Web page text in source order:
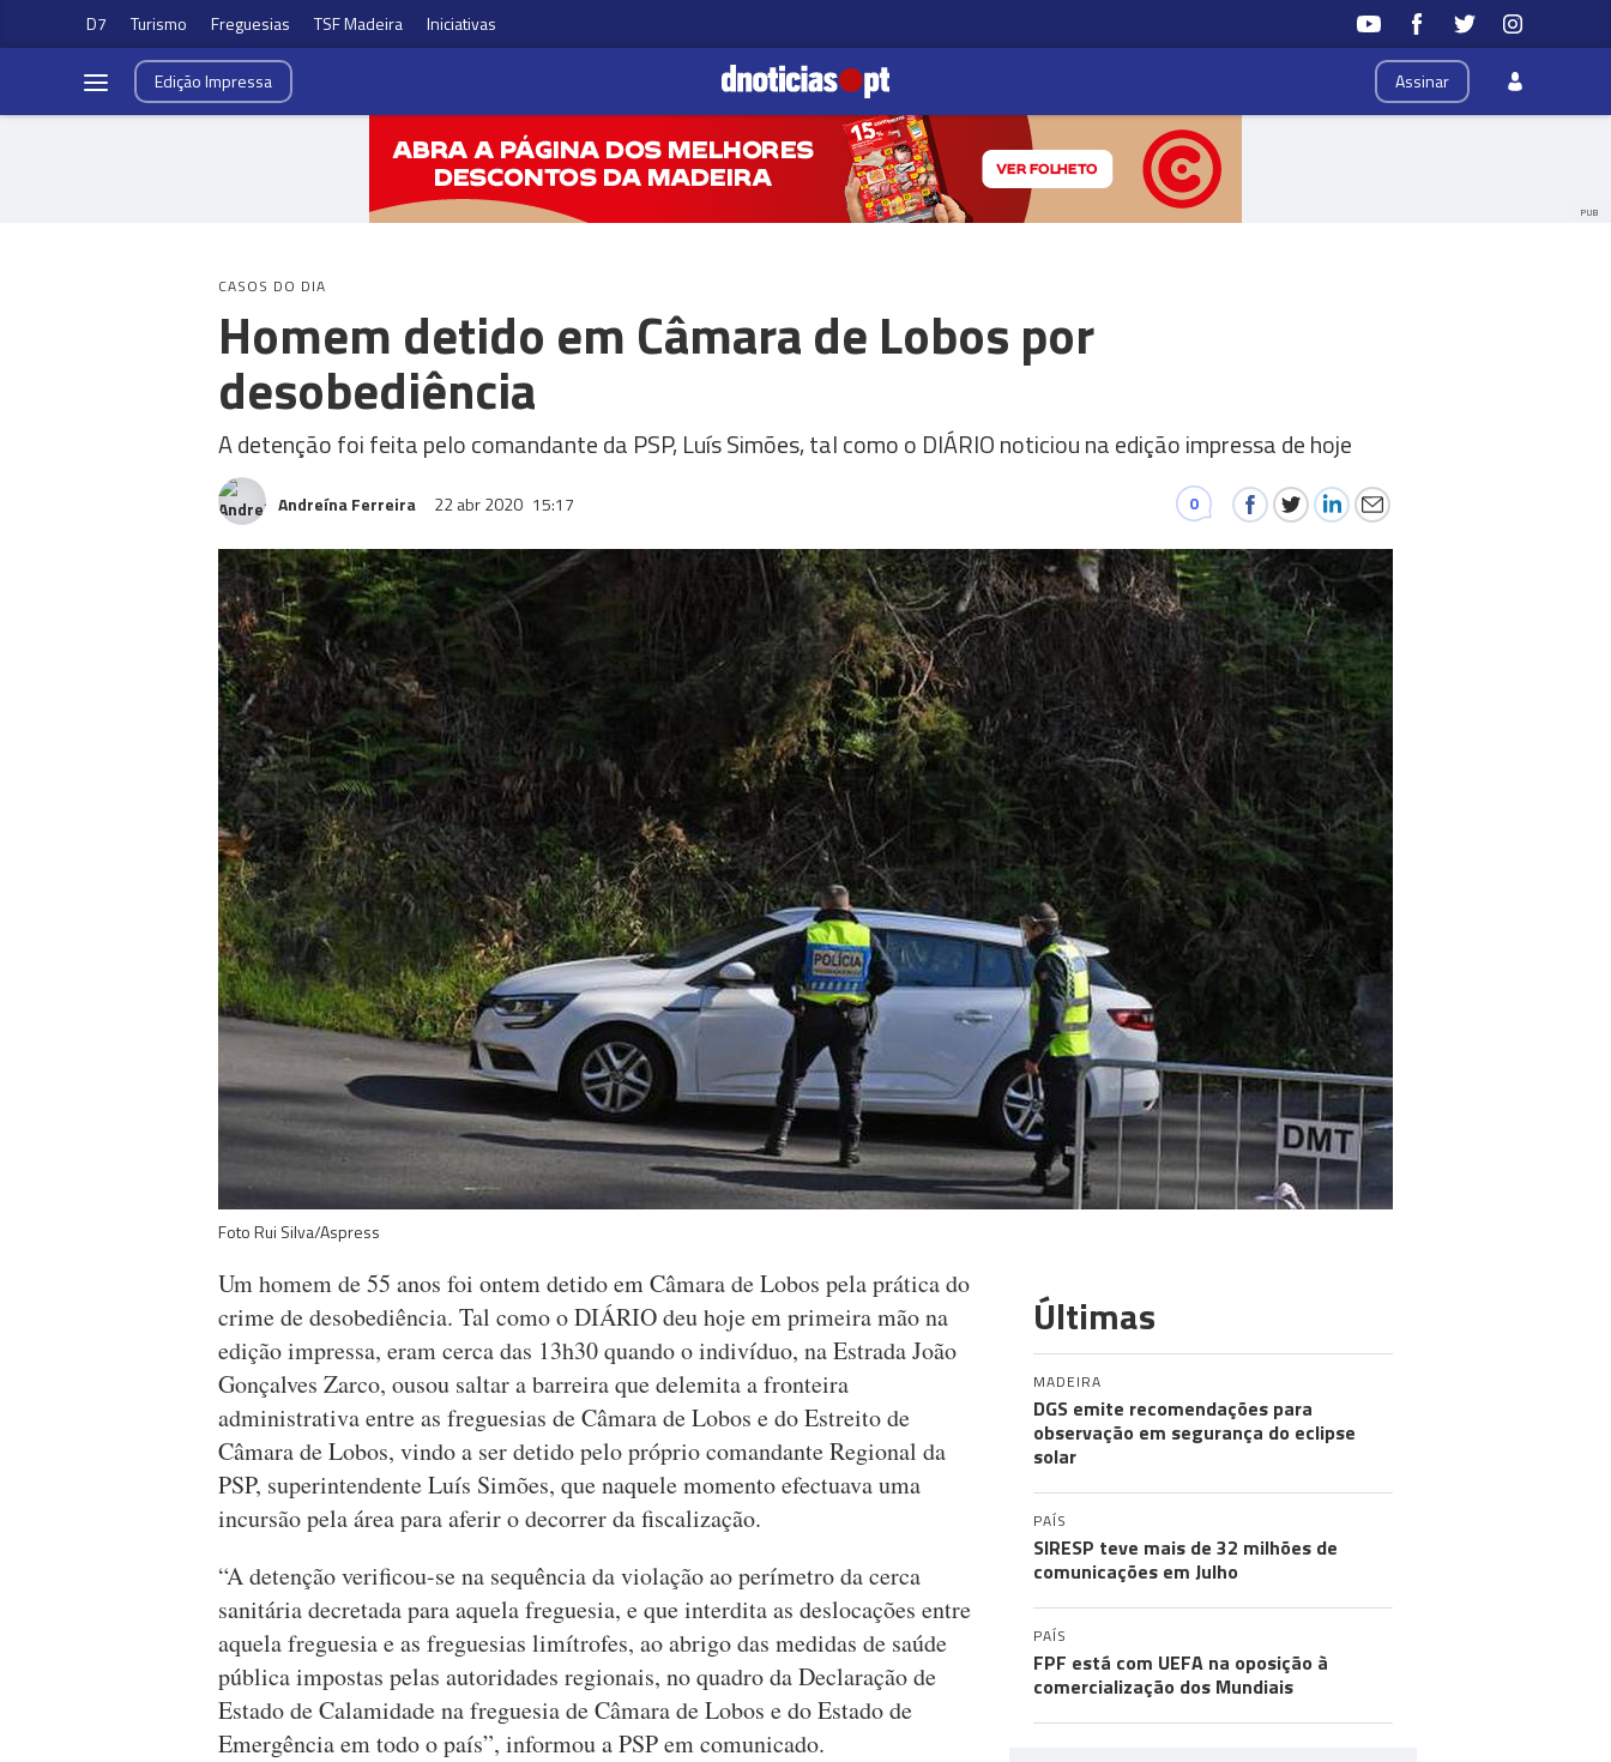
D7 Turismo Freguesias TSF Madeira Iniciativas
Assinar
EdiçãoImpressa
PUB
CASOS DO DIA
Homem detido em Câmara de Lobos por
desobediência
A detenção foi feita pelo comandante da PSP, Luís Simões, tal como o DIÁRIO noticiou na edição impressa de hoje
Andreína Ferreira 22 abr 2020 15:17 0
Foto Rui Silva/Aspress
Um homem de 55 anos foi ontem detido em Câmara de Lobos pela prática do
crime de desobediência. Tal como o DIÁRIO deu hoje em primeira mão na
edição impressa, eram cerca das 13h30 quando o indivíduo, na Estrada João
Gonçalves Zarco, ousou saltar a barreira que delemita a fronteira
administrativa entre as freguesias de Câmara de Lobos e do Estreito de
Câmara de Lobos, vindo a ser detido pelo próprio comandante Regional da
PSP, superintendente Luís Simões, que naquele momento efectuava uma
incursão pela área para aferir o decorrer da fiscalização.
“A detenção verificou-se na sequência da violação ao perímetro da cerca
sanitária decretada para aquela freguesia, e que interdita as deslocações entre
aquela freguesia e as freguesias limítrofes, ao abrigo das medidas de saúde
pública impostas pelas autoridades regionais, no quadro da Declaração de
Estado de Calamidade na freguesia de Câmara de Lobos e do Estado de
Emergência em todo o país”, informou a PSP em comunicado.
Últimas
MADEIRA
DGS emite recomendações para
observação em segurança do eclipse
solar
PAÍS
SIRESP teve mais de 32 milhões de
comunicações em Julho
PAÍS
FPF está com UEFA na oposição à
comercialização dos Mundiais